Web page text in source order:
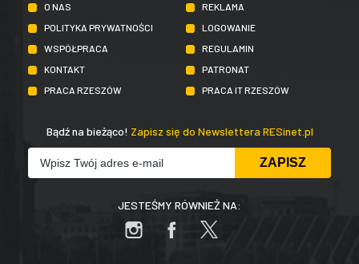
O NAS
REKLAMA
POLITYKA PRYWATNOŚCI
LOGOWANIE
WSPÓŁPRACA
REGULAMIN
KONTAKT
PATRONAT
PRACA RZESZÓW
PRACA IT RZESZÓW
Bądź na bieżąco! Zapisz się do Newslettera RESinet.pl
JESTEŚMY RÓWNIEŻ NA: